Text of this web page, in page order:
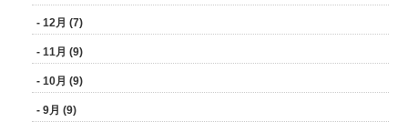
- 12月 (7)
- 11月 (9)
- 10月 (9)
- 9月 (9)